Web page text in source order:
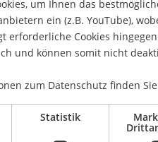
Urban Design from the
Mr. Biewenga works as a
as partner for West 8.
teams and worked on
such as the
and Söndre Frihavn,
um Ihnen das
ein (z.B. YouTube),
erforderliche Cookies
und können somit nicht
zum Datenschutz finden
Statistik